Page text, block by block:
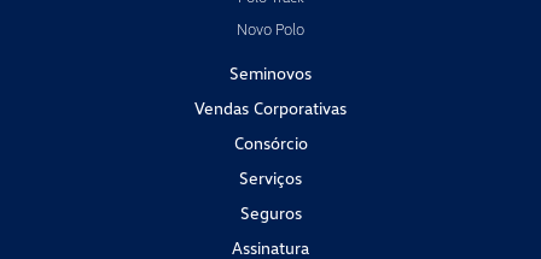
Novo Polo
Seminovos
Vendas Corporativas
Consórcio
Serviços
Seguros
Assinatura